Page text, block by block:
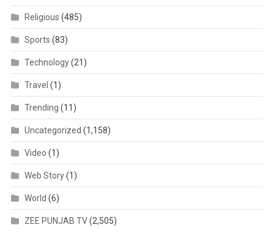
Religious (485)
Sports (83)
Technology(21)
Travel (1)
Trending (11)
Uncategorized (1,158)
Video (1)
Web Story(1)
World (6)
ZEE PUNJAB TV(2,505)